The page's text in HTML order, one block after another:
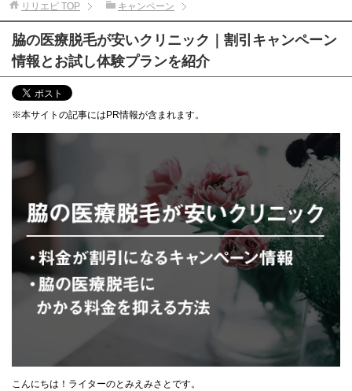
リリエピ TOP キャンペーン
脇の医療脱毛が安いクリニック｜割引キャンペーン
情報とお試し体験プランを紹介
※本サイトの記事にはPR情報が含まれます。
こんにちは！ライターのとみえみさとです。